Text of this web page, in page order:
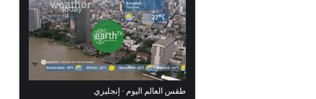
طقس العالم اليوم - إنجليزي